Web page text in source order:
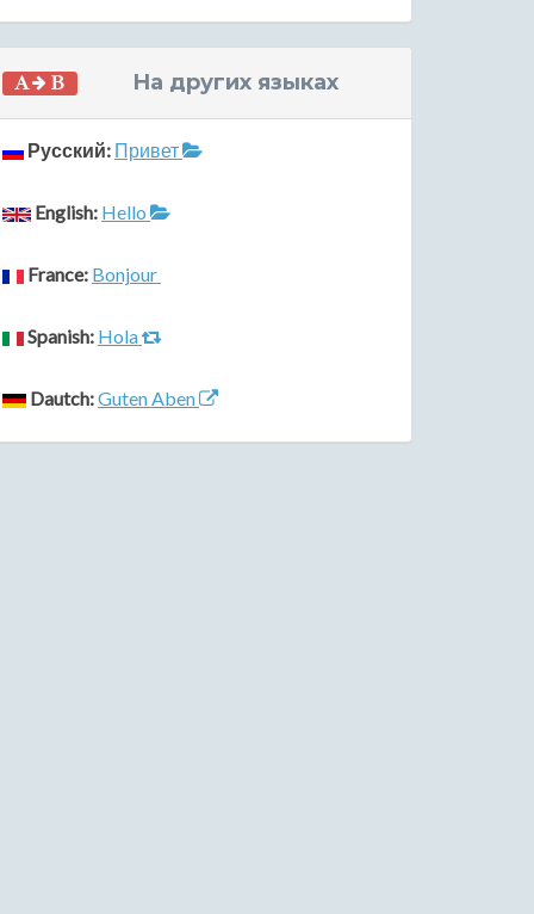
На других языках
Русский: Привет
English: Hello
France: Bonjour
Spanish: Hola
Dautch:Guten Aben